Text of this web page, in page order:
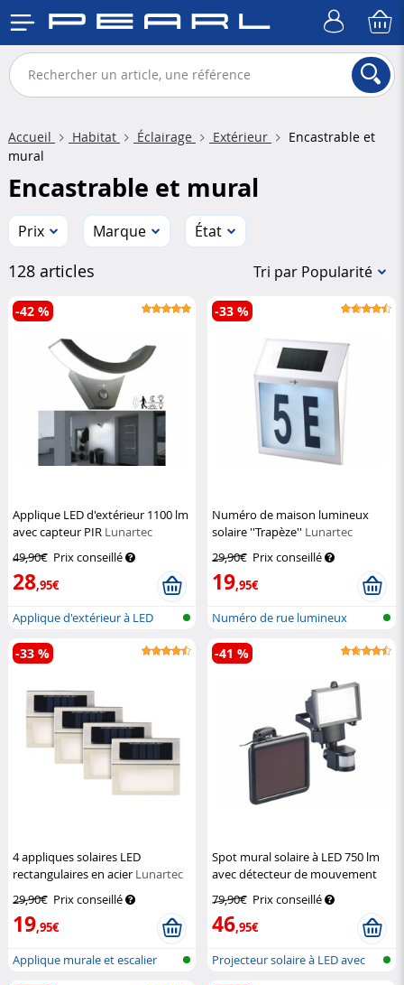
Accueil Habitat Éclairage Extérieur
Encastrable et
mural
Encastrable et mural
Prix Marque État
128 articles Tri par Popularité
Applique LED d'extérieur 1100 lm
avec capteur PIR Lunartec
49,90€ Prix conseillé
28,95€
-42 %
Applique d'extérieur à LED
avec dét...
Numéro de maison lumineux
solaire ''Trapèze'' Lunartec
29,90€ Prix conseillé
19,95€
-33 %
Numéro de rue lumineux
solaire
4 appliques solaires LED
rectangulaires en acier Lunartec
29,90€ Prix conseillé
19,95€
-33 %
Applique murale et escalier
Spot mural solaire à LED 750 lm
avec détecteur de mouvement
79,90€ Prix conseillé
46,95€
-41 %
Projecteur solaire à LED avec